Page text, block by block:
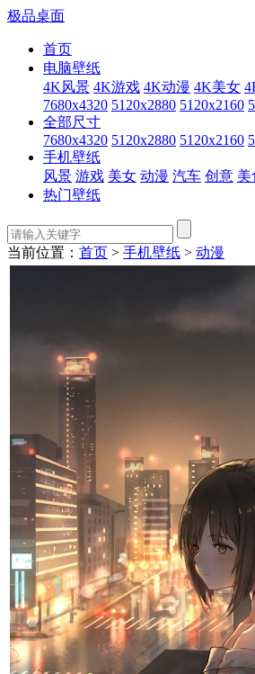
极品桌面
首页
电脑壁纸
4K风景 4K游戏 4K动漫 4K美女
7680x4320 5120x2880 5120x2160
全部尺寸
7680x4320 5120x2880 5120x2160
手机壁纸
风景 游戏 美女 动漫 汽车 创意 美
热门壁纸
当前位置： 首页 > 手机壁纸 > 动漫